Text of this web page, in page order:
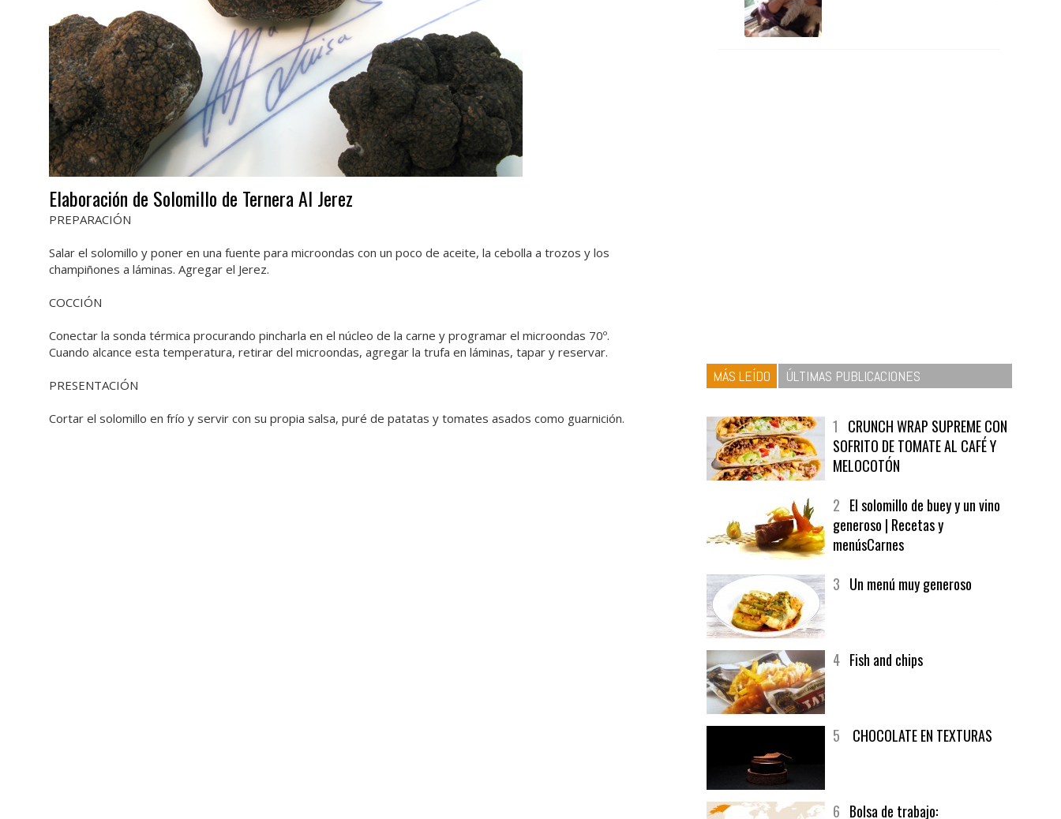
Elaboración de Solomillo de Ternera Al Jerez
PREPARACIÓN
Salar el solomillo y poner en una fuente para microondas con un poco de aceite, la cebolla a trozos y los
champiñones a láminas. Agregar el Jerez.
COCCIÓN
Conectar la sonda térmica procurando pincharla en el núcleo de la carne y programar el microondas 70º.
Cuando alcance esta temperatura, retirar del microondas, agregar la trufa en láminas, tapar y reservar.
PRESENTACIÓN
Cortar el solomillo en frío y servir con su propia salsa, puré de patatas y tomates asados como guarnición.
MÁS LEÍDO ÚLTIMAS PUBLICACIONES
1 CRUNCH WRAP SUPREME CON
SOFRITO DE TOMATE AL CAFÉ Y
MELOCOTÓN
2 El solomillo de buey y un vino
generoso | Recetas y
menúsCarnes
3 Un menú muy generoso
4 Fish and chips
5 CHOCOLATE EN TEXTURAS
6 Bolsa de trabajo: